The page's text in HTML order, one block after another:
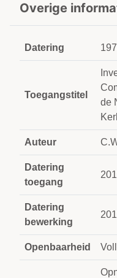
Overige
Datering
Toegangstitel
de
Auteur
Datering
toegang
Datering
bewerking
Openbaarheid